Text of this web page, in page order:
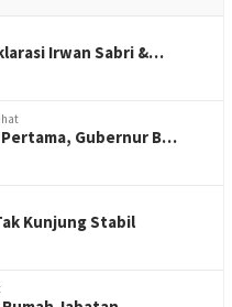
Irwan Sabri &…
Gubernur B…
Kunjung Stabil